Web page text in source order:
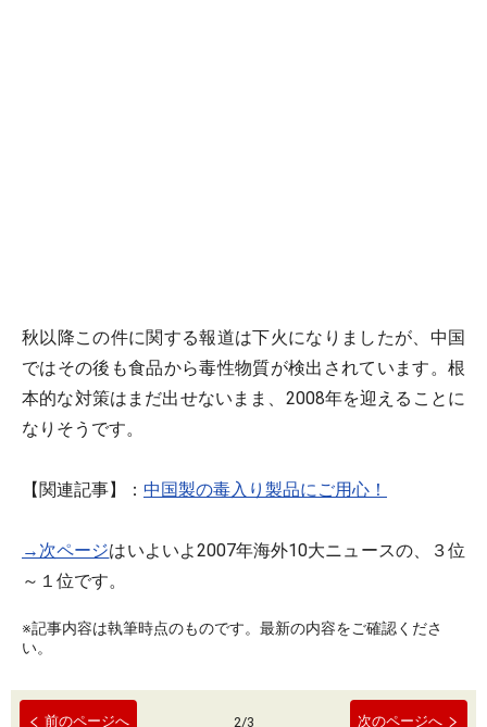
秋以降この件に関する報道は下火になりましたが、中国
ではその後も食品から毒性物質が検出されています。根
本的な対策はまだ出せないまま、2008年を迎えることに
なりそうです。
【関連記事】： 中国製の毒入り製品にご用心！
→次ページはいよいよ2007年海外10大ニュースの、３位
～１位です。
※記事内容は執筆時点のものです。最新の内容をご確認くださ
い。
前のページへ 2/3 次のページへ